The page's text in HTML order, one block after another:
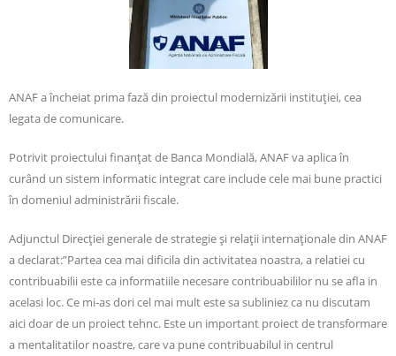
ANAF a încheiat prima fază din proiectul modernizării instituţiei, cea
legata de comunicare.
Potrivit proiectului finanţat de Banca Mondială, ANAF va aplica în
curând un sistem informatic integrat care include cele mai bune practici
în domeniul administrării fiscale.
Adjunctul Direcţiei generale de strategie şi relaţii internaţionale din ANAF
a declarat:”Partea cea mai dificila din activitatea noastra, a relatiei cu
contribuabilii este ca informatiile necesare contribuabililor nu se afla in
acelasi loc. Ce mi-as dori cel mai mult este sa subliniez ca nu discutam
aici doar de un proiect tehnc. Este un important proiect de transformare
a mentalitatilor noastre, care va pune contribuabilul in centrul